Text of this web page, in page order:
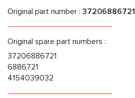
Original part number : 37206886721
Original spare part numbers :
37206886721
6886721
4154039032